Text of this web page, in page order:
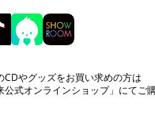
CDやグッズをお買い求めの方は
公式オンラインショップ」にてご